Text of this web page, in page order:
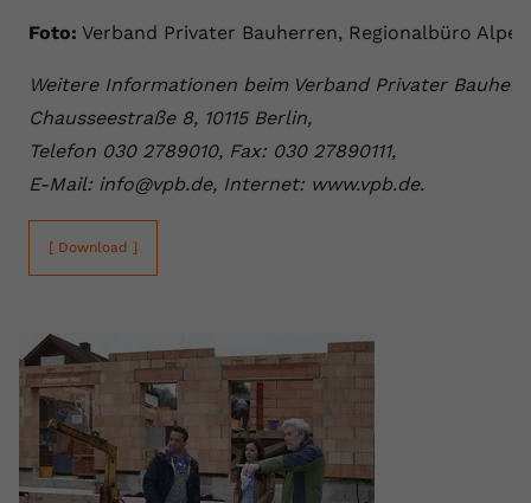
Foto: Verband Privater Bauherren, Regionalbüro
Weitere Informationen beim Verband Privater
Chausseestraße 8, 10115 Berlin,
Telefon 030 2789010, Fax: 030 27890111,
E-Mail: info@vpb.de, Internet: www.vpb.de.
[ Download ]